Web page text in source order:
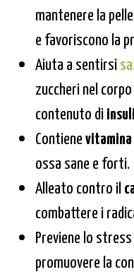
mantenere la
e favoriscono la
Aiuta a sentirsi
zuccheri nel
contenuto di
Contienevitamina
ossa sane e forti.
Alleato contro il
combattere i
Previene lo
promuovere la